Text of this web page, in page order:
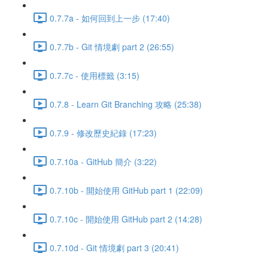
0.7.7a - 如何回到上一步 (17:40)
0.7.7b - Git 情境劇 part 2 (26:55)
0.7.7c - 使用標籤 (3:15)
0.7.8 - Learn Git Branching 攻略 (25:38)
0.7.9 - 修改歷史紀錄 (17:23)
0.7.10a - GitHub 簡介 (3:22)
0.7.10b - 開始使用 GitHub part 1 (22:09)
0.7.10c - 開始使用 GitHub part 2 (14:28)
0.7.10d - Git 情境劇 part 3 (20:41)